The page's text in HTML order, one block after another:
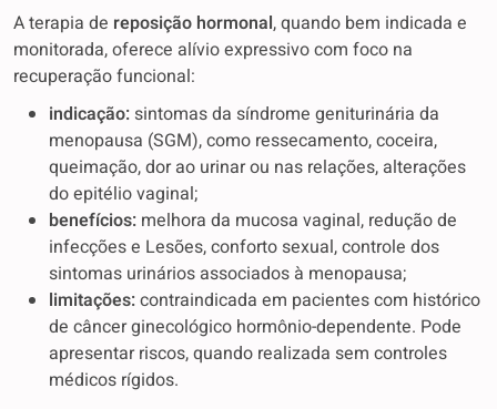
A terapia de reposição hormonal, quando bem indicada e
monitorada, oferece alívio expressivo com foco na
recuperação funcional:
indicação: sintomas da síndrome geniturinária da
menopausa (SGM), como ressecamento, coceira,
queimação, dor ao urinar ou nas relações, alterações
do epitélio vaginal;
benefícios: melhora da mucosa vaginal, redução de
infecções e Lesões, conforto sexual, controle dos
sintomas urinários associados à menopausa;
limitações:contraindicada em pacientes com histórico
de câncer ginecológico hormônio-dependente. Pode
apresentar riscos, quando realizada sem controles
médicos rígidos.